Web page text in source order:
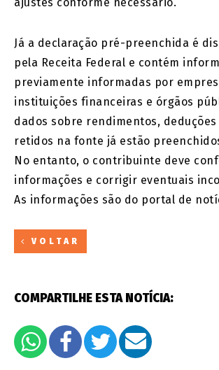
ajustes conforme necessário.
Já a declaração pré-preenchida é
pela Receita Federal e contém
previamente informadas por
instituições financeiras e órgãos
dados sobre rendimentos,
retidos na fonte já estão
No entanto, o contribuinte deve
informações e corrigir eventuais
As informações são do portal de
VOLTAR
COMPARTILHE ESTA NOTÍCIA: